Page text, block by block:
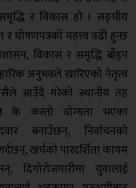
र विकास हो । सङ्घीय
र घोषणपत्रको महत्त्व वढी हुन्छ
विकास र समृद्धि बाँड्न
अनुभवले खारिएको नेतृत्व
आउँदै गरेको स्थानीय तह
के कस्तो योग्यता भएका
बनाउँछन्, निर्वाचनको
खर्चको पारदर्शिता कायम
दिगोरोजगारीमा युवालाई